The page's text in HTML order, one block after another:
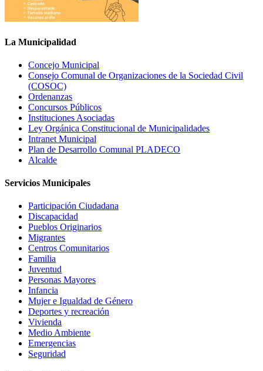
La Municipalidad
Concejo Municipal
Consejo Comunal de Organizaciones de la Sociedad Civil
(COSOC)
Ordenanzas
Concursos Públicos
Instituciones Asociadas
Ley Orgánica Constitucional de Municipalidades
Intranet Municipal
Plan de Desarrollo Comunal PLADECO
Alcalde
Servicios Municipales
Participación Ciudadana
Discapacidad
Pueblos Originarios
Migrantes
Centros Comunitarios
Familia
Juventud
Personas Mayores
Infancia
Mujer e Igualdad de Género
Deportes y recreación
Vivienda
Medio Ambiente
Emergencias
Seguridad